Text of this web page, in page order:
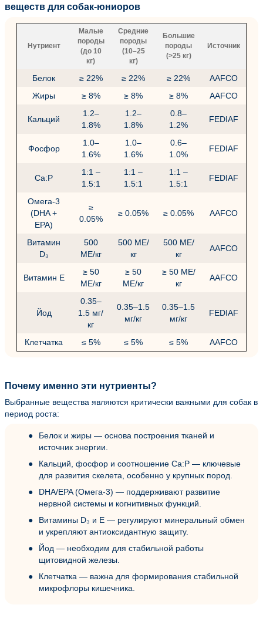
веществ для собак-юниоров
Нутриент
Малые
породы
(до 10
кг)
Средние
породы
(10–25
кг)
Большие
породы
(>25 кг)
Источник
Белок ≥ 22% ≥ 22% ≥ 22%
AAFCO
Жиры
≥ 8% ≥ 8% ≥ 8% AAFCO
Кальций
1.2–
1.8%
1.2–
1.8%
0.8–
1.2%
FEDIAF
Фосфор
1.0–
1.6%
1.0–
1.6%
0.6–
1.0%
FEDIAF
Ca:P
1:1 –
1.5:1
1:1 –
1.5:1
1:1 –
1.5:1
FEDIAF
Омега-3
(DHA +
EPA)
≥
0.05%
≥ 0.05% ≥ 0.05% AAFCO
Витамин
D₃
500
МЕ/кг
500 МЕ/
кг
500 МЕ/
кг
AAFCO
Витамин E
≥ 50
МЕ/кг
≥ 50
МЕ/кг
≥ 50 МЕ/
кг
AAFCO
Йод
0.35–
1.5 мг/
кг
0.35–1.5
мг/кг
0.35–1.5
мг/кг
FEDIAF
Клетчатка ≤ 5% ≤ 5% ≤ 5% AAFCO
Почему именно эти нутриенты?
Выбранные вещества являются критически важными для собак в
период роста:
Белок и жиры — основа построения тканей и
источник энергии.
Кальций, фосфор и соотношение Ca:P — ключевые
для развития скелета, особенно у крупных пород.
DHA/EPA (Омега-3) — поддерживают развитие
нервной системы и когнитивных функций.
Витамины D₃ и E — регулируют минеральный обмен
и укрепляют антиоксидантную защиту.
Йод — необходим для стабильной работы
щитовидной железы.
Клетчатка — важна для формирования стабильной
микрофлоры кишечника.